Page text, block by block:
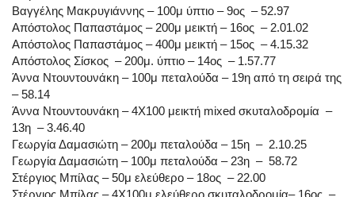
Βαγγέλης Μακρυγιάννης – 100μ ύπτιο – 9ος – 52.97
Απόστολος Παπαστάμος – 200μ μεικτή – 16ος – 2.01.02
Απόστολος Παπαστάμος – 400μ μεικτή – 15ος – 4.15.32
Απόστολος Σίσκος – 200μ. ύπτιο – 14ος – 1.57.77
Άννα Ντουντουνάκη – 100μ πεταλούδα – 19η από τη σειρά της
– 58.14
Άννα Ντουντουνάκη – 4Χ100 μεικτή mixed σκυταλοδρομία –
13η – 3.46.40
Γεωργία Δαμασιώτη – 200μ πεταλούδα – 15η – 2.10.25
Γεωργία Δαμασιώτη – 100μ πεταλούδα – 23η – 58.72
Στέργιος Μπίλας – 50μ ελεύθερο – 18ος – 22.00